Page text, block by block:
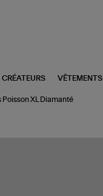
CRÉATEURS VÊTEMENTS
Poisson XL Diamanté